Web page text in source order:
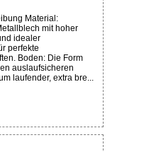
Material:
mit hoher
idealer
perfekte
Boden: Die Form
auslaufsicheren
laufender, extra bre...